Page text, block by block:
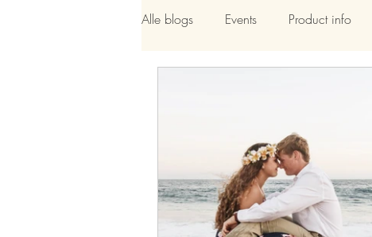
Alle blogs Events Product info